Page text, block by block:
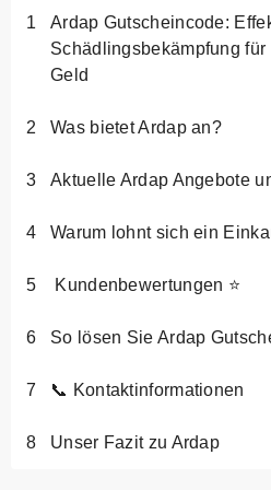
Ardap Gutscheincode:
Schädlingsbekämpfung
Geld
Was bietet Ardap an?
Aktuelle Ardap Angebote
Warum lohnt sich ein
Kundenbewertungen ⭐
So lösen Sie Ardap
📞 Kontaktinformationen
Unser Fazit zu Ardap